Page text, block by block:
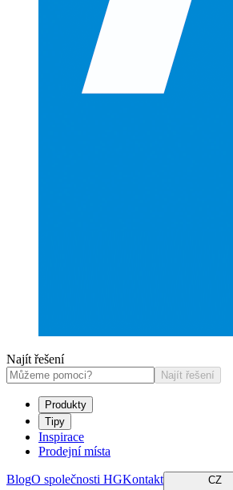
Najít řešení
Najít řešení
Produkty
Tipy
Inspirace
Prodejní místa
BlogO společnosti HGKontakt CZ